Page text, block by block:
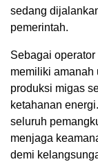
sedang
pemerintah.
Sebagai
memiliki amanah
produksi migas
ketahanan
seluruh
menjaga
demi